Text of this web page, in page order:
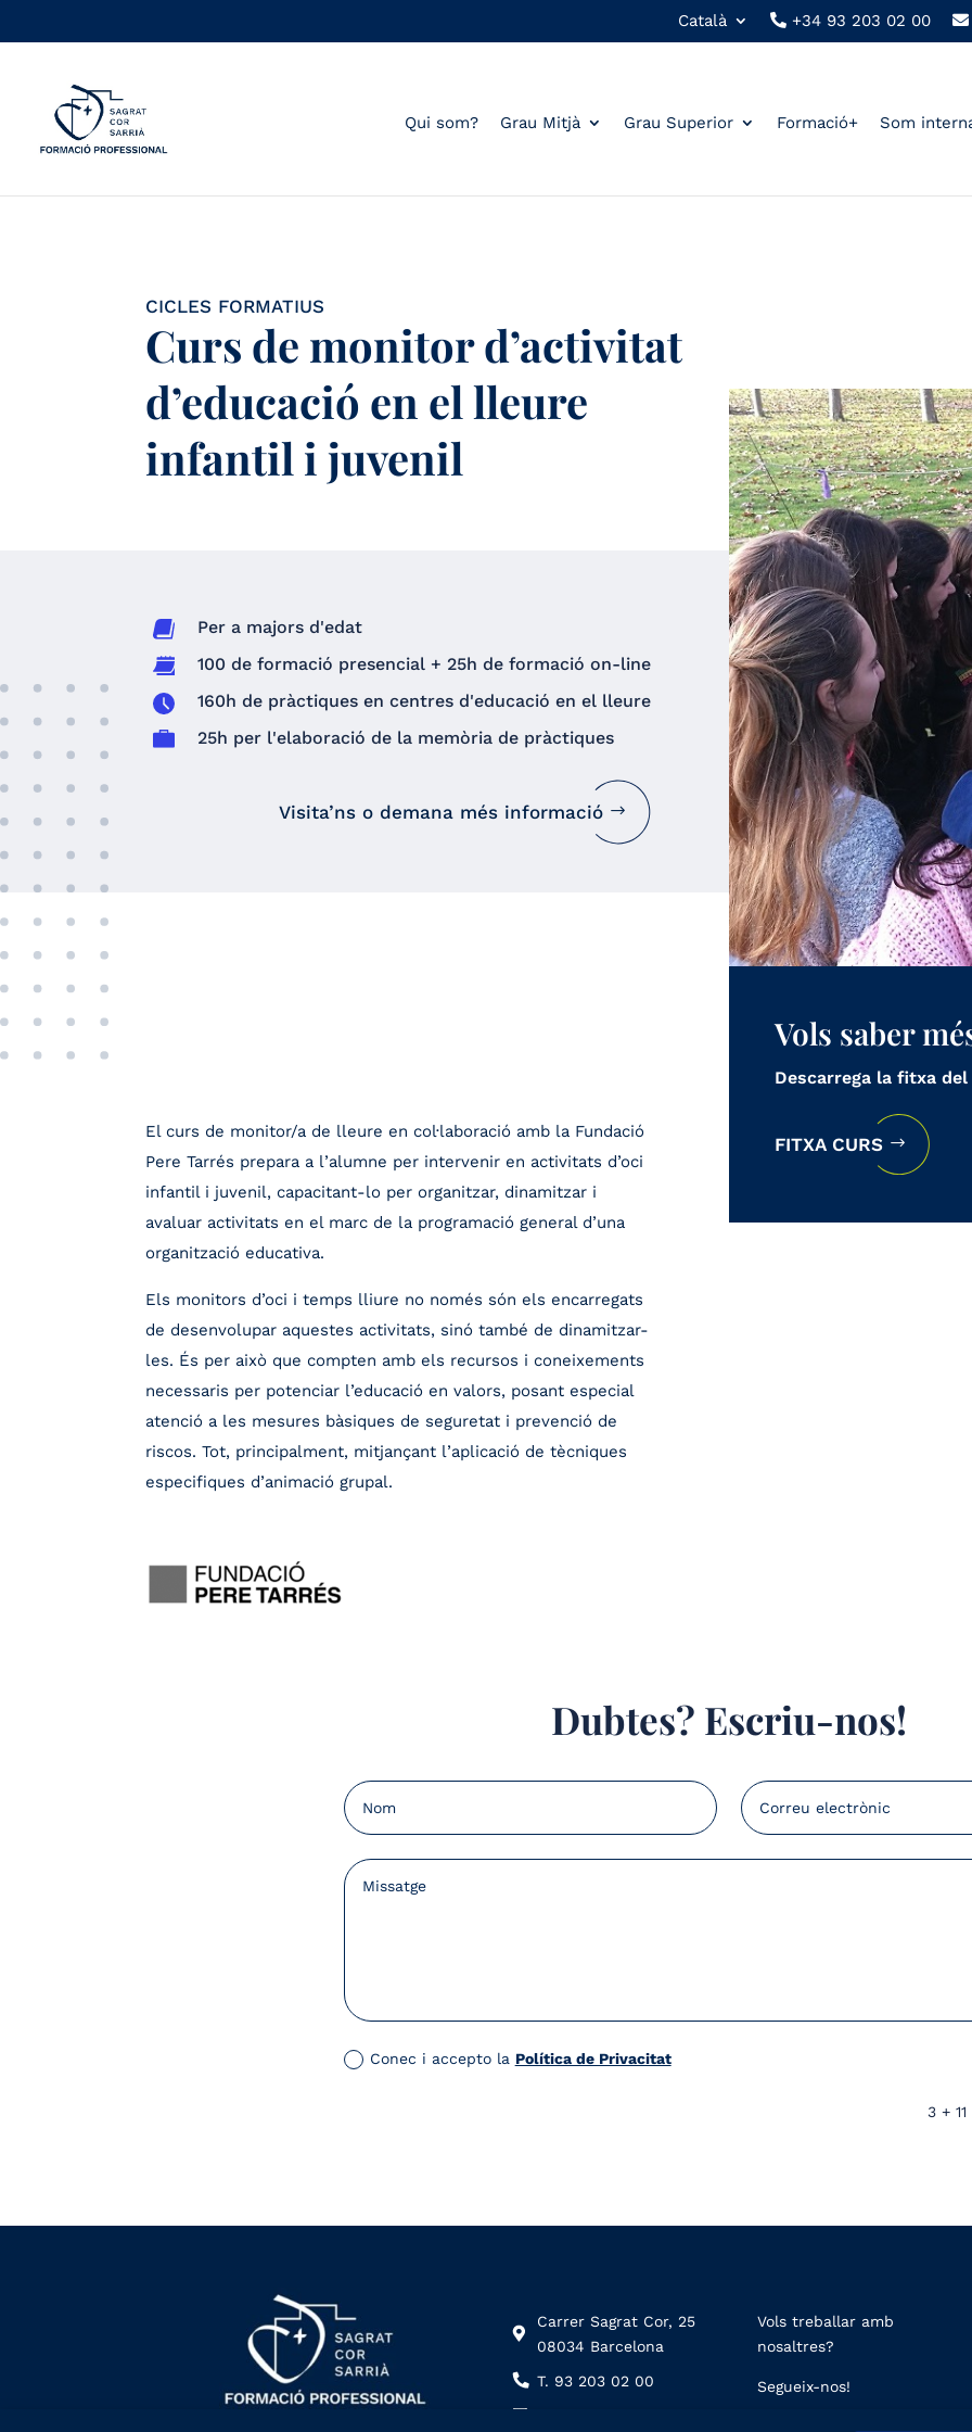
Català +34 93 203 02 00
Qui som? Grau Mitjà Grau Superior Formació+ Som
CICLES FORMATIUS
Curs de monitor d’activitat
d’educació en el lleure
infantil i juvenil
Per a majors d'edat
100 de formació presencial + 25h de formació on-line
160h de pràctiques en centres d'educació en el lleure
25h per l'elaboració de la memòria de pràctiques
Visita’ns o demana més informació
Vols saber
Descarrega la fitxa
FITXA CURS
El curs de monitor/a de lleure en col·laboració amb la Fundació
Pere Tarrés prepara a l’alumne per intervenir en activitats d’oci
infantil i juvenil, capacitant-lo per organitzar, dinamitzar i
avaluar activitats en el marc de la programació general d’una
organització educativa.
Els monitors d’oci i temps lliure no només són els encarregats
de desenvolupar aquestes activitats, sinó també de dinamitzar-
les. És per això que compten amb els recursos i coneixements
necessaris per potenciar l’educació en valors, posant especial
atenció a les mesures bàsiques de seguretat i prevenció de
riscos. Tot, principalment, mitjançant l’aplicació de tècniques
especifiques d’animació grupal.
Dubtes? Escriu-nos!
Conec i accepto la Política de Privacitat
3 + 11
Carrer Sagrat Cor, 25
08034 Barcelona
T. 93 203 02 00
Vols treballar amb
nosaltres?
Segueix-nos!